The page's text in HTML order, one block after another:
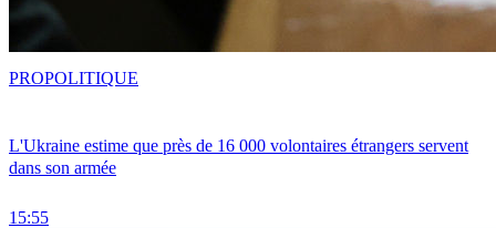
L'Ukraine estime que près de 16 000 volontaires étrangers servent
dans son armée
15:55
PROPOLITIQUE